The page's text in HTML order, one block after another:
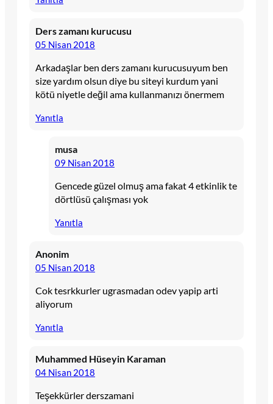
Ders zamanı kurucusu
05 Nisan 2018
Arkadaşlar ben ders zamanı kurucusuyum ben
size yardım olsun diye bu siteyi kurdum yani
kötü niyetle değil ama kullanmanızı önermem
Yanıtla
musa
09 Nisan 2018
Gencede güzel olmuş ama fakat 4 etkinlik te
dörtlüsü çalışması yok
Yanıtla
Anonim
05 Nisan 2018
Cok tesrkkurler ugrasmadan odev yapip arti
aliyorum
Yanıtla
Muhammed Hüseyin Karaman
04 Nisan 2018
Teşekkürler derszamani